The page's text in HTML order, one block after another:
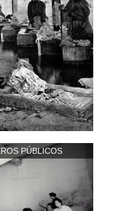
PÚBLICOS